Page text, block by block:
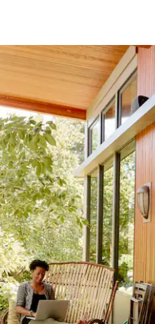
pijltjestoetsen omhoog en